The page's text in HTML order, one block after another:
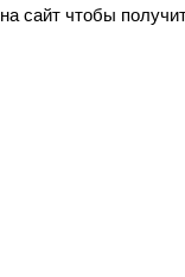
на сайт чтобы